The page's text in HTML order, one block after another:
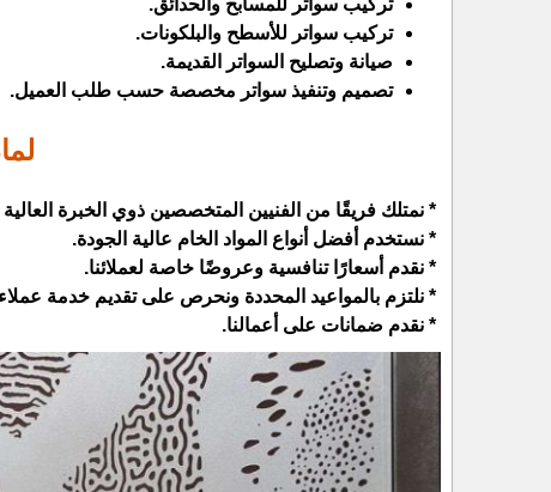
تركيب سواتر للأسطح والبلكونات.
صيانة وتصليح السواتر القديمة.
تصميم وتنفيذ سواتر مخصصة حسب طلب العميل.
* نمتلك فريقًا من الفنيين المتخصصين ذوي الخبرة
* نستخدم أفضل أنواع المواد الخام عالية الجودة.
* نقدم أسعارًا تنافسية وعروضًا خاصة لعملائنا.
* نلتزم بالمواعيد المحددة ونحرص على تقديم خدمة
* نقدم ضمانات على أعمالنا.